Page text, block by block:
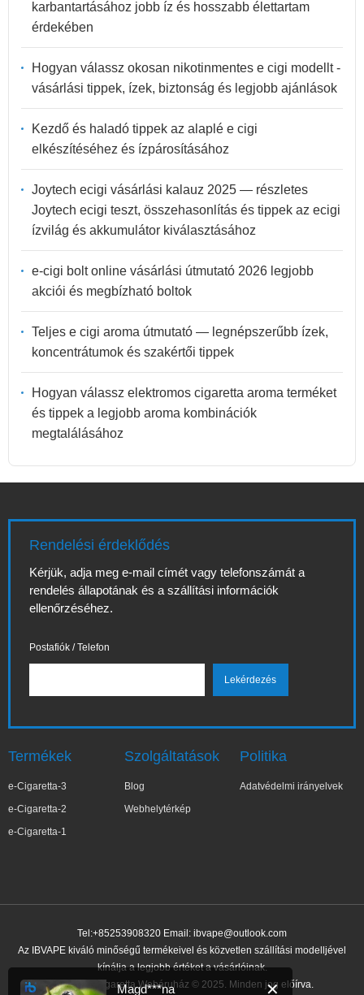
karbantartásához jobb íz és hosszabb élettartam
érdekében
Hogyan válassz okosan nikotinmentes e cigi modellt -
vásárlási tippek, ízek, biztonság és legjobb ajánlások
Kezdő és haladó tippek az alaplé e cigi
elkészítéséhez és ízpárosításához
Joytech ecigi vásárlási kalauz 2025 — részletes
Joytech ecigi teszt, összehasonlítás és tippek az ecigi
ízvilág és akkumulátor kiválasztásához
e-cigi bolt online vásárlási útmutató 2026 legjobb
akciói és megbízható boltok
Teljes e cigi aroma útmutató — legnépszerűbb ízek,
koncentrátumok és szakértői tippek
Hogyan válassz elektromos cigaretta aroma terméket
és tippek a legjobb aroma kombinációk
megtalálásához
Rendelési érdeklődés
Kérjük, adja meg e-mail címét vagy telefonszámát a
rendelés állapotának és a szállítási információk
ellenőrzéséhez.
Postafiók / Telefon
Termékek
e-Cigaretta-3
e-Cigaretta-2
e-Cigaretta-1
Szolgáltatások
Blog
Webhelytérkép
Politika
Adatvédelmi irányelvek
Tel:+85253908320 Email: ibvape@outlook.com
Az IBVAPE kiváló minőségű termékeivel és közvetlen szállítási modelljével
kínálja a legjobb értéket a vásárlóinak.
IBVAPE E-cigaretta Webáruház © 2025. Minden jog előírva.
✕
Magd***na